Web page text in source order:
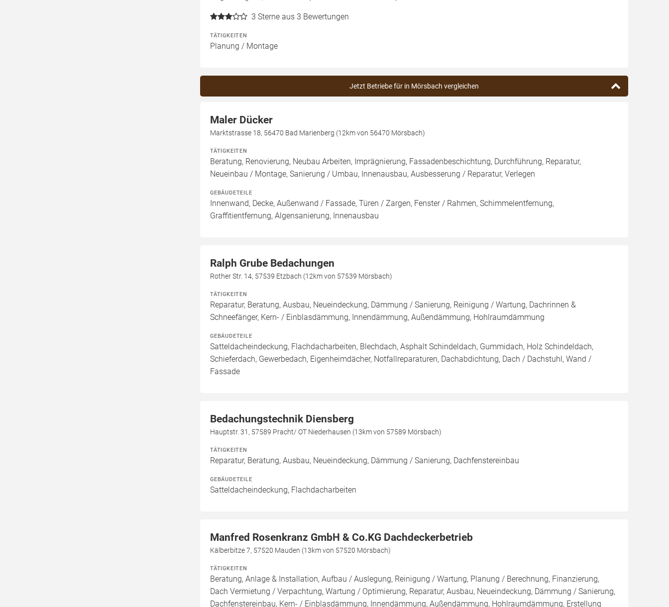
3 Sterne aus 3 Bewertungen
TÄTIGKEITEN
Planung / Montage
Jetzt Betriebe für in Mörsbach vergleichen
Maler Dücker
Marktstrasse 18, 56470 Bad Marienberg (12km von 56470 Mörsbach)
TÄTIGKEITEN
Beratung, Renovierung, Neubau Arbeiten, Imprägnierung, Fassadenbeschichtung, Durchführung, Reparatur,
Neueinbau / Montage, Sanierung / Umbau, Innenausbau, Ausbesserung / Reparatur, Verlegen
GEBÄUDETEILE
Innenwand, Decke, Außenwand / Fassade, Türen / Zargen, Fenster / Rahmen, Schimmelentfernung,
Graffitientfernung, Algensanierung, Innenausbau
Ralph Grube Bedachungen
Rother Str. 14, 57539 Etzbach (12km von 57539 Mörsbach)
TÄTIGKEITEN
Reparatur, Beratung, Ausbau, Neueindeckung, Dämmung / Sanierung, Reinigung / Wartung, Dachrinnen &
Schneefänger, Kern- / Einblasdämmung, Innendämmung, Außendämmung, Hohlraumdämmung
GEBÄUDETEILE
Satteldacheindeckung, Flachdacharbeiten, Blechdach, Asphalt Schindeldach, Gummidach, Holz Schindeldach,
Schieferdach, Gewerbedach, Eigenheimdächer, Notfallreparaturen, Dachabdichtung, Dach / Dachstuhl, Wand /
Fassade
Bedachungstechnik Diensberg
Hauptstr. 31, 57589 Pracht/ OT Niederhausen (13km von 57589 Mörsbach)
TÄTIGKEITEN
Reparatur, Beratung, Ausbau, Neueindeckung, Dämmung / Sanierung, Dachfenstereinbau
GEBÄUDETEILE
Satteldacheindeckung, Flachdacharbeiten
Manfred Rosenkranz GmbH & Co.KG Dachdeckerbetrieb
Kälberbitze 7, 57520 Mauden (13km von 57520 Mörsbach)
TÄTIGKEITEN
Beratung, Anlage & Installation, Aufbau / Auslegung, Reinigung / Wartung, Planung / Berechnung, Finanzierung,
Dach Vermietung / Verpachtung, Wartung / Optimierung, Reparatur, Ausbau, Neueindeckung, Dämmung / Sanierung,
Dachfenstereinbau, Kern- / Einblasdämmung, Innendämmung, Außendämmung, Hohlraumdämmung, Erstellung